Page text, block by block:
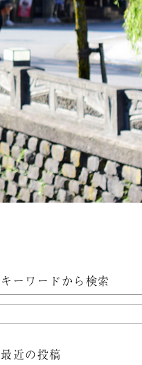
キーワードから検索
最近の投稿